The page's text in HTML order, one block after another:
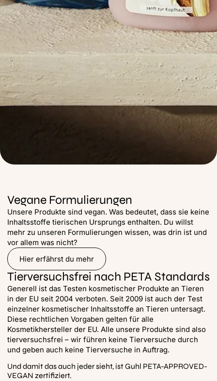
Vegane Formulierungen
Unsere Produkte sind vegan. Was bedeutet, dass sie keine
Inhaltsstoffe tierischen Ursprungs enthalten. Du willst
mehr zu unseren Formulierungen wissen, was drin ist und
vor allem was nicht?
Hier erfährst du mehr
Tierversuchsfrei nach PETA Standards
Generell ist das Testen kosmetischer Produkte an Tieren
in der EU seit 2004 verboten. Seit 2009 ist auch der Test
einzelner kosmetischer Inhaltsstoffe an Tieren untersagt.
Diese rechtlichen Vorgaben gelten für alle
Kosmetikhersteller der EU. Alle unsere Produkte sind also
tierversuchsfrei – wir führen keine Tierversuche durch
und geben auch keine Tierversuche in Auftrag.
Und damit das auch jeder sieht, ist Guhl PETA-APPROVED-
VEGAN zertifiziert.